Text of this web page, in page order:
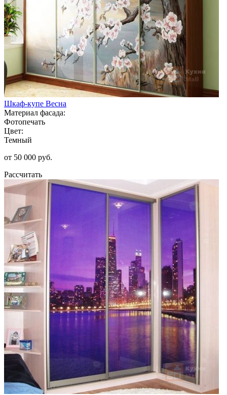
Шкаф-купе Весна
Материал фасада:
Фотопечать
Цвет:
Темный
от 50 000 руб.
Рассчитать